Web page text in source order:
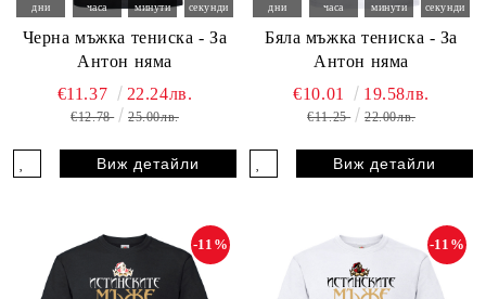
дни часа минути секунди
Черна мъжка тениска - За
Антон няма
€11.37 22.24лв.
€12.78 25.00лв.
Виж детайли
дни часа минути секунди
Бяла мъжка тениска - За
Антон няма
€10.01 19.58лв.
€11.25 22.00лв.
Виж детайли
-11% -11%